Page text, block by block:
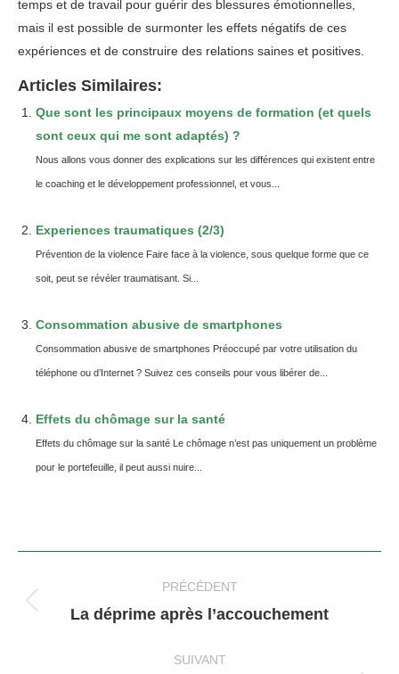
temps et de travail pour guérir des blessures émotionnelles,
mais il est possible de surmonter les effets négatifs de ces
expériences et de construire des relations saines et positives.
Articles Similaires:
Que sont les principaux moyens de formation (et quels
sont ceux qui me sont adaptés) ?
Nous allons vous donner des explications sur les différences qui existent entre
le coaching et le développement professionnel, et vous...
Experiences traumatiques (2/3)
Prévention de la violence Faire face à la violence, sous quelque forme que ce
soit, peut se révéler traumatisant. Si...
Consommation abusive de smartphones
Consommation abusive de smartphones Préoccupé par votre utilisation du
téléphone ou d’Internet ? Suivez ces conseils pour vous libérer de...
Effets du chômage sur la santé
Effets du chômage sur la santé Le chômage n’est pas uniquement un problème
pour le portefeuille, il peut aussi nuire...
article
PRÉCÉDENT
Article
:
La déprime après l’accouchement
SUIVANT